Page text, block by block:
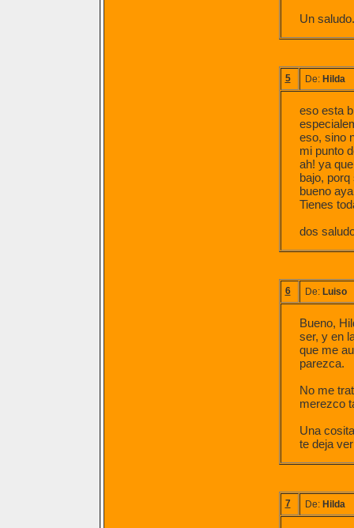
Un saludo.
5 De: Hilda
eso esta
eso, sino
mi punto
ah! ya
bajo,
bueno
Tienes
dos
6 De: Luiso
Bueno,
ser, y en
que me
parezca.
No me
merezco
Una
te deja
7 De: Hilda